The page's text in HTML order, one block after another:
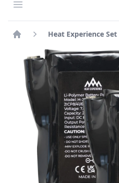
Open menu
Heat Experience